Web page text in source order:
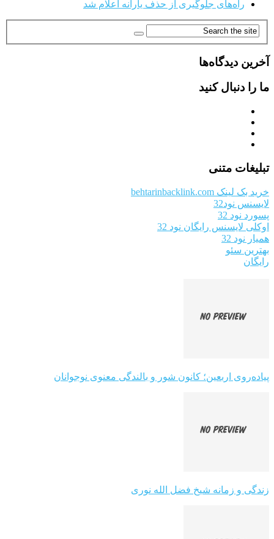
راه‌های جلوگیری از حذف یارانه اعلام شد
آخرین دیدگاه‌ها
ما را دنبال کنید
تبلیغات متنی
خرید بک لینک behtarinbacklink.com
لایسنس نود32
پسورد نود 32
اوکلی لایسنس رایگان نود 32
همیار نود 32
بهترین سئو
رایگان
پیاده‌روی اربعین؛ کانون شور و بالندگی معنوی نوجوانان
زندگی و زمانه شیخ فضل الله نوری